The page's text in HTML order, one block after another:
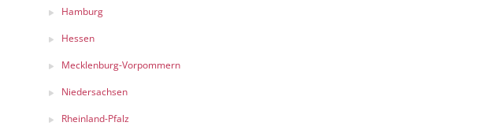
Hamburg
Hessen
Mecklenburg-Vorpommern
Niedersachsen
Rheinland-Pfalz